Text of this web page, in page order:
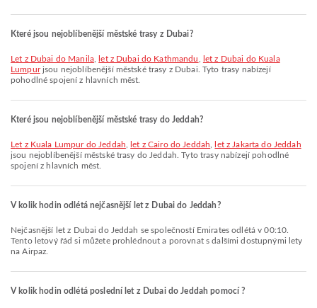
Které jsou nejoblíbenější městské trasy z Dubai?
let z Dubai do Manila, let z Dubai do Kathmandu
let z Dubai do Kuala
Lumpurjsou nejoblíbenější městské trasy z Dubai. Tyto trasy nabízejí
pohodlné spojení z hlavních měst.
Které jsou nejoblíbenější městské trasy do Jeddah?
let z Kuala Lumpur do Jeddah let z Cairo do Jeddah
let z Jakarta do Jeddah
jsou nejoblíbenější městské trasy do Jeddah. Tyto trasy nabízejí pohodlné
spojení z hlavních měst.
V kolik hodin odlétá nejčasnější let z Dubai do Jeddah?
Nejčasnější let z Dubai do Jeddah se společností Emirates odlétá v 00:10.
Tento letový řád si můžete prohlédnout a porovnat s dalšími dostupnými lety
na Airpaz.
V kolik hodin odlétá poslední let z Dubai do Jeddah pomocí ?